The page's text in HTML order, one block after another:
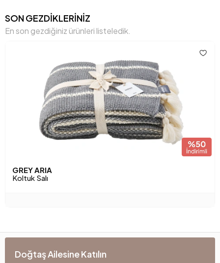
SON GEZDİKLERİNİZ
En son gezdiğiniz ürünleri listeledik.
GREY ARIA
Koltuk Salı
Doğtaş Ailesine Katılın